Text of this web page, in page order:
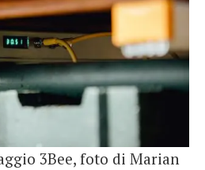
3Bee, foto di Marian